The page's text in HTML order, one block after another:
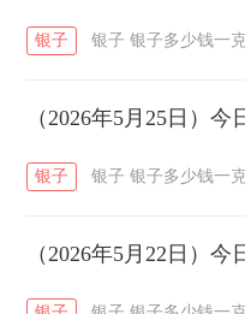
银子 银子 银子多少钱一
（2026年5月25日）
银子 银子 银子多少钱一
（2026年5月22日）